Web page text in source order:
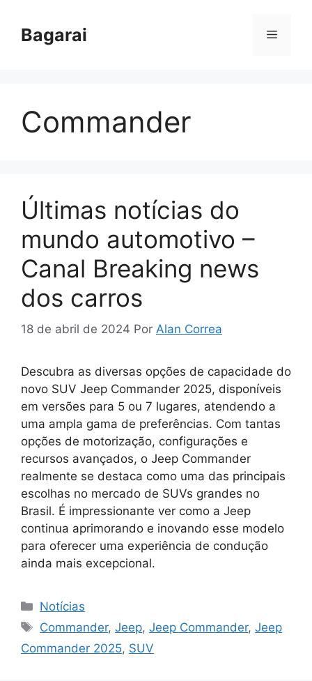
paraBagarai Menu
Commander
Últimas notícias do
mundo automotivo –
Canal Breaking news
dos carros
18 de abril de 2024 Por Alan Correa
Descubra as diversas opções de capacidade do
novo SUV Jeep Commander 2025, disponíveis
em versões para 5 ou 7 lugares, atendendo a
uma ampla gama de preferências. Com tantas
opções de motorização, configurações e
recursos avançados, o Jeep Commander
realmente se destaca como uma das principais
escolhas no mercado de SUVs grandes no
Brasil. É impressionante ver como a Jeep
continua aprimorando e inovando esse modelo
para oferecer uma experiência de condução
ainda mais excepcional.
Categorias
Notícias
Tags
Commander,Jeep,Jeep Commander,Jeep
Commander 2025, SUV